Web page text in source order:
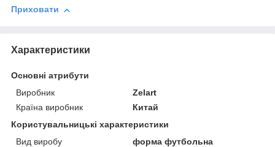
Приховати
Характеристики
Основні атрибути
Виробник
Zelart
Країна виробник
Китай
Користувальницькі характеристики
Вид виробу
форма футбольна